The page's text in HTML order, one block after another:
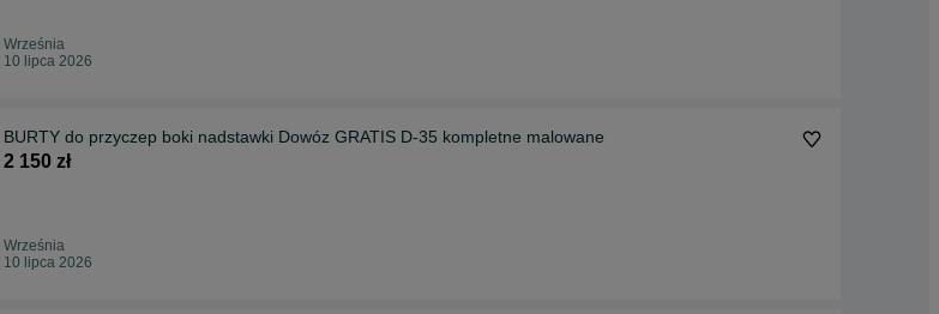
Września
10 lipca 2026
BURTY do przyczep boki nadstawki Dowóz GRATIS D-35 kompletne malowane
2 150 zł
Września
10 lipca 2026